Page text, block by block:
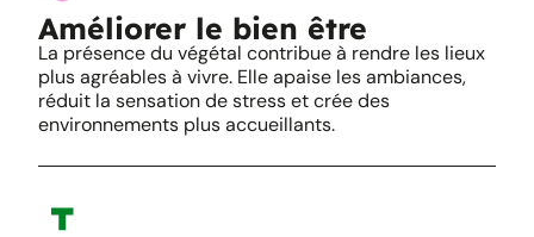
Améliorer le bien être
La présence du végétal contribue à rendre les lieux
plus agréables à vivre. Elle apaise les ambiances,
réduit la sensation de stress et crée des
environnements plus accueillants.